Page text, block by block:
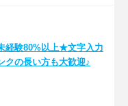
経験80%以上★文字入力
クの長い方も大歓迎♪